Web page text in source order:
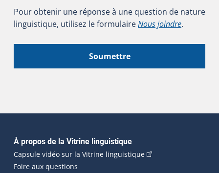
Pour obtenir une réponse à une question de nature
linguistique, utilisez le formulaireNous joindre.
Soumettre
Navigation principale
À propos de la Vitrine linguistique
Capsule vidéo sur la Vitrine linguistique(Cet hyperlien
Foire aux questions